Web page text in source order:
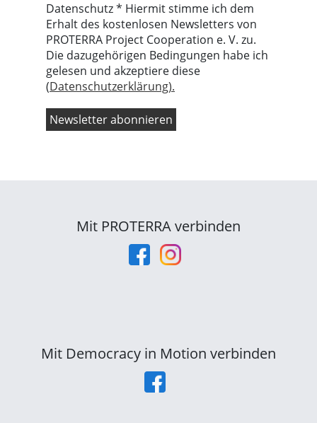
Datenschutz * Hiermit stimme ich dem
Erhalt des kostenlosen Newsletters von
PROTERRA Project Cooperation e. V. zu.
Die dazugehörigen Bedingungen habe ich
gelesen und akzeptiere diese
(Datenschutzerklärung).
Mit PROTERRA verbinden
Mit Democracy in Motion verbinden